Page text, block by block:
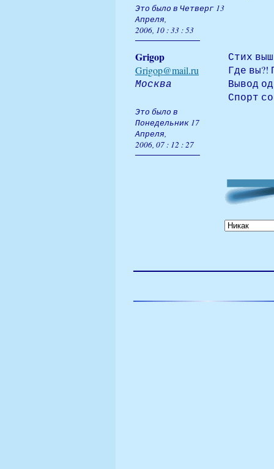
Это было в Четверг 13
Апреля,
2006, 10 : 33 : 53
Grigop
Grigop@mail.ru
Москва
Стих
Где вы?!
Вывод
Спорт
Это было в
Понедельник 17
Апреля,
2006, 07 : 12 : 27